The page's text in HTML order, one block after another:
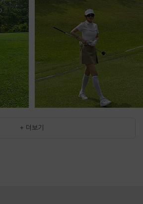
+ 더보기